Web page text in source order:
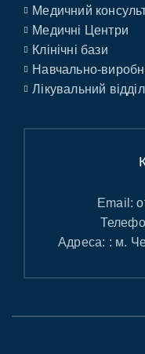
Медичний
Медичні Центри
Клінічні бази
Навчально-
Лікувальний відділ
Email:
Адреса: : м.